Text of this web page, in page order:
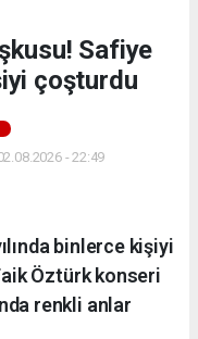
Safiye
çoşturdu
- 22:49
binlerce kişiyi
Öztürk konseri
renkli anlar